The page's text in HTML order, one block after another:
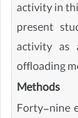
activity in
present
activity as
offloading
Methods
Forty-nine